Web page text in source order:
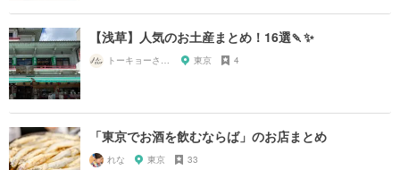
【浅草】人気のお土産まとめ！16選🍡✨
トーキョーさんぽ 東京 4
「東京でお酒を飲むならば」のお店まとめ
れな 東京 33